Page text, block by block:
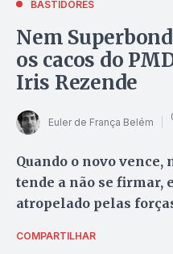
BASTIDORES
Nem
os cacos do
Iris Rezende
Euler de França Belém
Quando o novo vence,
tende a não se firmar,
atropelado pelas
COMPARTILHAR